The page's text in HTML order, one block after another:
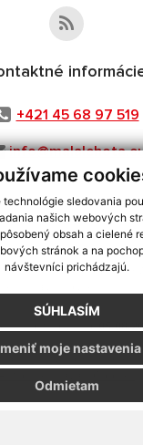
sledovania
našich webových
obsah a cielené
stránok a na
návštevníci prichádzajú.
SÚHLASÍM
Odmietam
moje nastavenia
+421 45 68 97 519
aktuálnych
systém ECHELON 2,
s.r.o.,domény,
aktualizácia:
|Vyhlásenie o